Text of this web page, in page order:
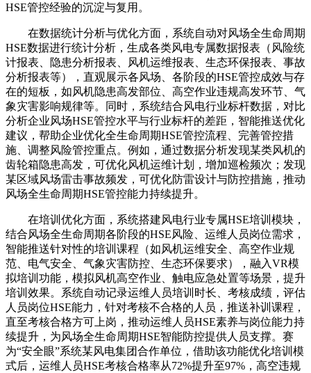
HSE管控经验的沉淀与复用。
在数据统计分析与优化方面，系统自动对风场全生命周期
HSE数据进行统计分析，生成各类风电专属数据报表（风险统
计报表、隐患分析报表、风机运维报表、生态环保报表、事故
分析报表等），直观展示各风场、各阶段的HSE管控成效与存
在的短板，如风机隐患高发部位、高空作业违规高发环节、气
象灾害影响规律等。同时，系统结合风电行业标杆数据，对比
分析企业风场HSE管控水平与行业标杆的差距，智能推送优化
建议，帮助企业优化全生命周期HSE管控流程、完善管控措
施、调整风险管控重点。例如，通过数据分析发现某类风机的
齿轮箱隐患高发，可优化风机运维计划，增加巡检频次；发现
某区域风场雷击事故频发，可优化防雷设计与防控措施，推动
风场全生命周期HSE管控能力持续提升。
在培训优化方面，系统搭建风电行业专属HSE培训模块，
结合风场全生命周期各阶段的HSE风险、运维人员岗位需求，
智能推送针对性的培训课程（如风机运维安全、高空作业规
范、电气安全、气象灾害防控、生态环保要求），融入VR模
拟培训功能，模拟风机高空作业、触电应急处置等场景，提升
培训效果。系统自动记录运维人员培训时长、考核成绩，评估
人员岗位HSE能力，针对考核不合格的人员，推送补训课程，
直至考核合格方可上岗，推动运维人员HSE素养与岗位能力持
续提升，为风场全生命周期HSE智能防控提供人员支撑。赛
为“安全眼”系统某风电集团合作单位，借助该功能优化培训模
式后，运维人员HSE考核合格率从72%提升至97%，高空违规